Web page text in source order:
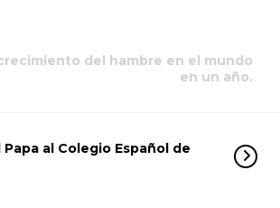
del hambre en el mundo
en un año.
al Colegio Español de